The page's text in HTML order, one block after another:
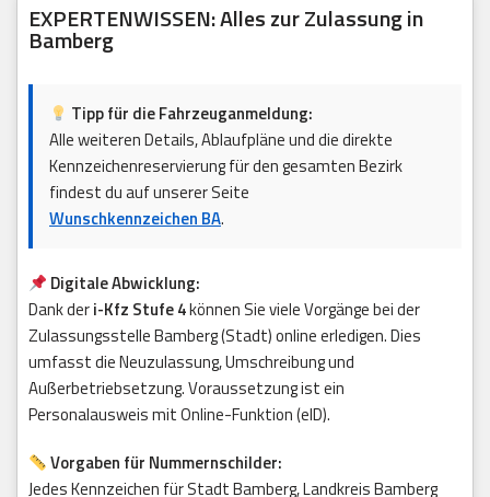
EXPERTENWISSEN: Alles zur Zulassung in
Bamberg
Tipp für die Fahrzeuganmeldung:
Alle weiteren Details, Ablaufpläne und die direkte
Kennzeichenreservierung für den gesamten Bezirk
findest du auf unserer Seite
Wunschkennzeichen BA.
Digitale Abwicklung:
Dank deri-Kfz Stufe 4können Sie viele Vorgänge bei der
Zulassungsstelle Bamberg (Stadt) online erledigen. Dies
umfasst die Neuzulassung, Umschreibung und
Außerbetriebsetzung. Voraussetzung ist ein
Personalausweis mit Online-Funktion (eID).
Vorgaben für Nummernschilder:
Jedes Kennzeichen für Stadt Bamberg, Landkreis Bamberg